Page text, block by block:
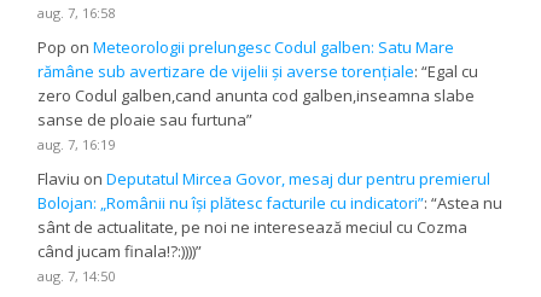
aug. 7, 16:58
Pop onMeteorologii prelungesc Codul galben: Satu Mare
rămâne sub avertizare de vijelii și averse torențiale: “Egal cu
zero Codul galben,cand anunta cod galben,inseamna slabe
sanse de ploaie sau furtuna”
aug. 7, 16:19
Flaviu onDeputatul Mircea Govor, mesaj dur pentru premierul
Bolojan: „Românii nu își plătesc facturile cu indicatori”: “Astea nu
sânt de actualitate, pe noi ne interesează meciul cu Cozma
când jucam finala!?:))))”
aug. 7, 14:50